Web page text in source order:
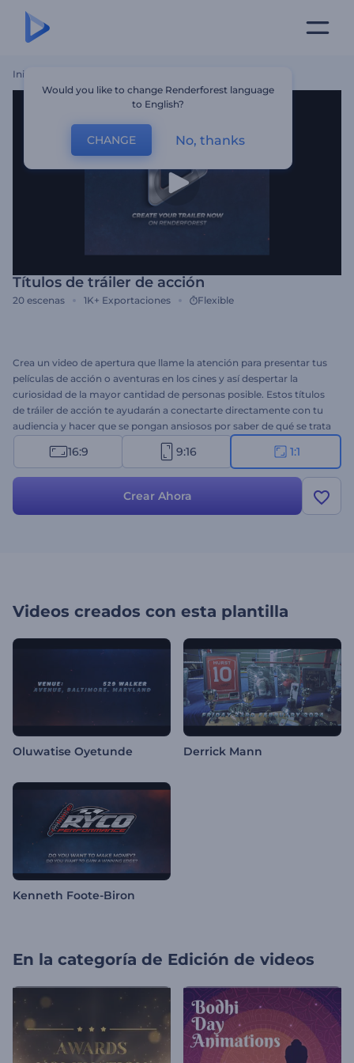
Inicio
Títulos de tráiler de acción
20 escenas 1K+ Exportaciones Flexible
Crea un video de apertura que llame la atención para presentar tus
películas de acción o aventuras en los cines y así despertar la
curiosidad de la mayor cantidad de personas posible. Estos títulos
de tráiler de acción te ayudarán a conectarte directamente con tu
audiencia y hacer que se pongan ansiosos por saber de qué se trata
el avance. Con una serie de títulos dinámicos y un estilo
cinematográfico impresionante, esta plantilla moderna creará una
esperar con impaciencia la fecha de lanzamiento de tu próxima
16:9 9:16 1:1
Crear Ahora
Videos creados con esta plantilla
Oluwatise Oyetunde Derrick Mann
Kenneth Foote-Biron
En la categoría de Edición de videos
Would you like to change Renderforest language
to English?
CHANGE No, thanks